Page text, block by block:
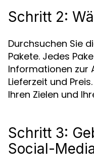
Schritt 2:
Durchsuchen Sie
Pakete. Jedes
Informationen zur
Lieferzeit und
Ihren Zielen und
Schritt 3:
Social-